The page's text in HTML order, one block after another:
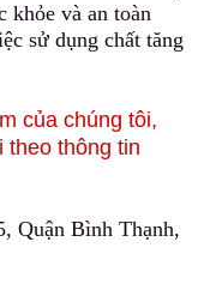
khỏe và an toàn
sử dụng chất tăng
của chúng tôi,
theo thông tin
, Quận Bình Thạnh,